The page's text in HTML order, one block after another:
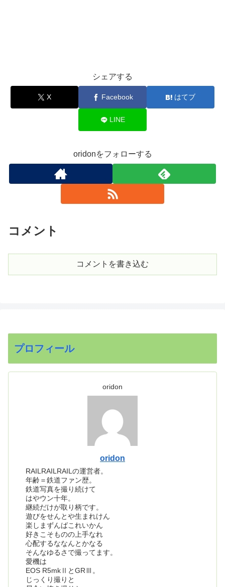
シェアする
X Facebook はてブ
LINE
oridonをフォローする
コメント
コメントを書き込む
プロフィール
oridon
oridon
RAILRAILRAILの運営者。
年齢＝鉄道ファン歴。
鉄道写真を撮り続けて
はやウン十年。
継続だけが取り柄です。
遊びをせんとや生まれけん
楽しまずんばこれいかん
好きこそものの上手なれ
心配するななんとかなる
そんなゆるさで撮ってます。
愛機は
EOS R5mkⅡとGRⅢ。
じっくり撮りと